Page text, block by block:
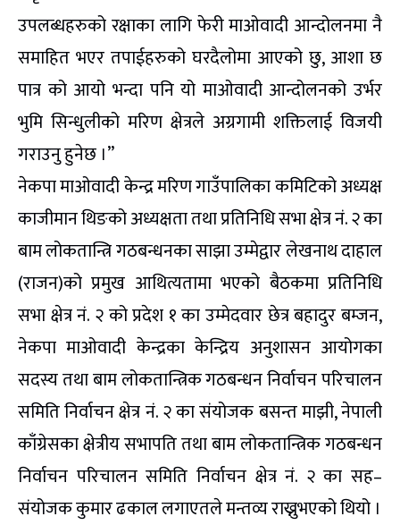
उपलब्धहरुको रक्षाका लागि फेरी माओवादी आन्दोलनमा नै
समाहित भएर तपाईहरुको घरदैलोमा आएको छु, आशा छ
पात्र को आयो भन्दा पनि यो माओवादी आन्दोलनको उर्भर
भुमि सिन्धुलीको मरिण क्षेत्रले अग्रगामी शक्तिलाई विजयी
गराउनु हुनेछ ।”
नेकपा माओवादी केन्द्र मरिण गाउँपालिका कमिटिको अध्यक्ष
काजीमान थिङको अध्यक्षता तथा प्रतिनिधि सभा क्षेत्र नं. २ का
बाम लोकतान्त्रि गठबन्धनका साझा उम्मेद्वार लेखनाथ दाहाल
(राजन)को प्रमुख आथित्यतामा भएको बैठकमा प्रतिनिधि
सभा क्षेत्र नं. २ को प्रदेश १ का उम्मेदवार छेत्र बहादुर बम्जन,
नेकपा माओवादी केन्द्रका केन्द्रिय अनुशासन आयोगका
सदस्य तथा बाम लोकतान्त्रिक गठबन्धन निर्वाचन परिचालन
समिति निर्वाचन क्षेत्र नं. २ का संयोजक बसन्त माझी, नेपाली
काँग्रेसका क्षेत्रीय सभापति तथा बाम लोकतान्त्रिक गठबन्धन
निर्वाचन परिचालन समिति निर्वाचन क्षेत्र नं. २ का सह–
संयोजक कुमार ढकाल लगाएतले मन्तव्य राख्नुभएको थियो ।